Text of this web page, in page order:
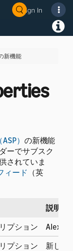
Sign In
新機能
） の新機能
ーでサブスク
されていま
ィード （英
説明
プション
Alexa
プション
新しい